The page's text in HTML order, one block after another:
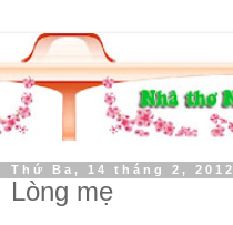
Thứ Ba, 14 tháng 2, 2012
Lòng mẹ